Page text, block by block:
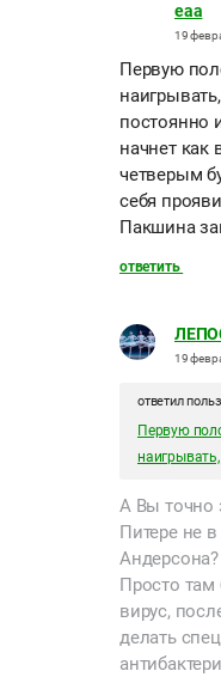
eaa
19
Первую
постоянно
начнет как
четверым
себя
Пакшина
ответить
19
ответил
Первую
А Вы точно
Питере не
Андерсона?
Просто
вирус,
делать